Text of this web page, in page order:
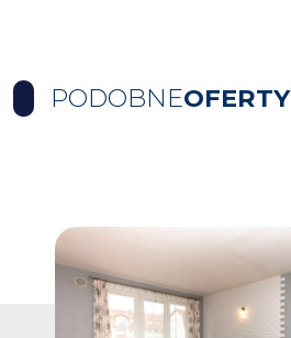
PODOBNEOFERTY
Dodaj do ulubionych